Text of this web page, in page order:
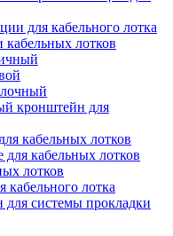
для кабельного лотка
лотков
кронштейн для
кабельных лотков
для кабельных лотков
лотков
кабельного лотка
системы прокладки